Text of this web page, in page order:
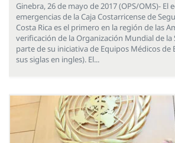
Ginebra, 26 de mayo de 2017 (OPS/OMS)- El
emergencias de la Caja Costarricense de
Costa Rica es el primero en la región de las
verificación de la Organización Mundial de la
parte de su iniciativa de Equipos Médicos de
sus siglas en ingles). El...